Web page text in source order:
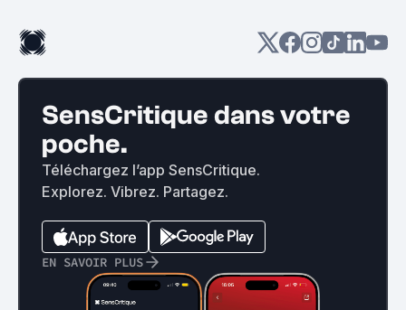
SensCritique dans votre
poche.
Téléchargez l’app SensCritique.
Explorez. Vibrez. Partagez.
EN SAVOIR PLUS